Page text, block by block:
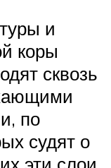
и
коры
сквозь
по
судят о